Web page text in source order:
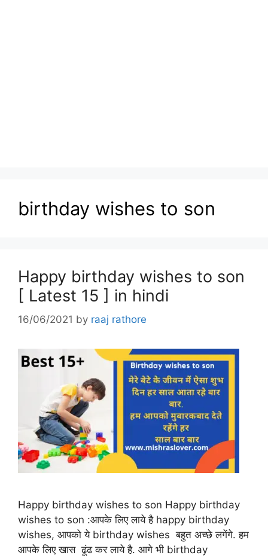
birthday wishes to son
Happy birthday wishes to son
[ Latest 15 ] in hindi
16/06/2021 by raaj rathore
Happy birthday wishes to son Happy birthday
wishes to son :आपके लिए लाये है happy birthday
wishes, आपको ये birthday wishes बहुत अच्छे लगेंगे. हम
आपके लिए खास ढूंढ कर लाये है. आगे भी birthday